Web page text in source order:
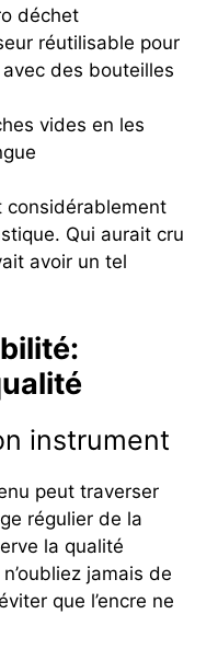
déchet
réutilisable pour
des bouteilles
vides en les
considérablement
Qui aurait cru
avoir un tel
instrument
peut traverser
régulier de la
la qualité
jamais de
que l’encre ne